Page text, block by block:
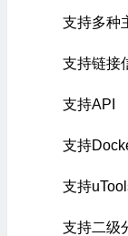
支持多种
支持链接
支持API
支持
支持
支持二级